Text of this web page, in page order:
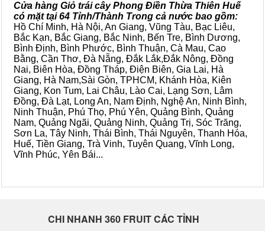
Cửa hàng Giỏ trái cây Phong Điền Thừa Thiên Huế
có mặt tại 64 Tỉnh/Thành Trong cả nước bao gồm:
Hồ Chí Minh, Hà Nội, An Giang, Vũng Tàu, Bạc Liêu,
Bắc Kạn, Bắc Giang, Bắc Ninh, Bến Tre, Bình Dương,
Bình Định, Bình Phước, Bình Thuận, Cà Mau, Cao
Bằng, Cần Thơ, Đà Nẵng, Đắk Lắk,Đắk Nông, Đồng
Nai, Biên Hòa, Đồng Tháp, Điện Biên, Gia Lai, Hà
Giang, Hà Nam,Sài Gòn, TPHCM, Khánh Hòa, Kiên
Giang, Kon Tum, Lai Châu, Lào Cai, Lạng Sơn, Lâm
Đồng, Đà Lạt, Long An, Nam Định, Nghệ An, Ninh Bình,
Ninh Thuận, Phú Thọ, Phú Yên, Quảng Bình, Quảng
Nam, Quảng Ngãi, Quảng Ninh, Quảng Trị, Sóc Trăng,
Sơn La, Tây Ninh, Thái Bình, Thái Nguyên, Thanh Hóa,
Huế, Tiền Giang, Trà Vinh, Tuyên Quang, Vĩnh Long,
Vĩnh Phúc, Yên Bái...
CHI NHANH 360 FRUIT CÁC TỈNH